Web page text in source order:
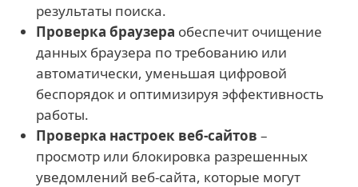
результаты поиска.
Проверка браузера обеспечит очищение
данных браузера по требованию или
автоматически, уменьшая цифровой
беспорядок и оптимизируя эффективность
работы.
Проверка настроек веб-сайтов –
просмотр или блокировка разрешенных
уведомлений веб-сайта, которые могут